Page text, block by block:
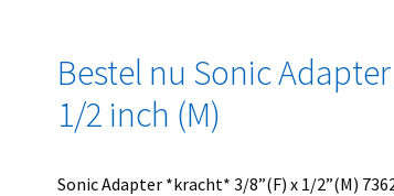
Bestel nu Sonic
1/2 inch (M)
Sonic Adapter *kracht* 3/8”(F) x 1/2”(M)